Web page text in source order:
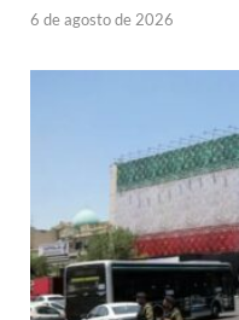
6 de agosto de 2026